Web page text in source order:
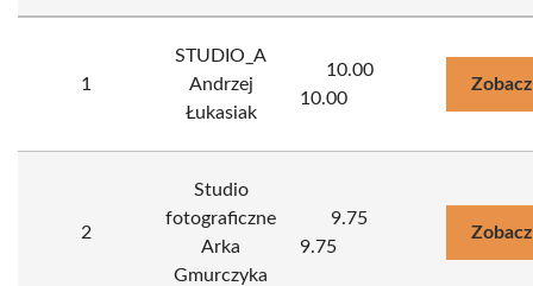
1
STUDIO_A
Andrzej
Łukasiak
10.00
10.00
2
Studio
fotograficzne
Arka
Gmurczyka
9.75
9.75